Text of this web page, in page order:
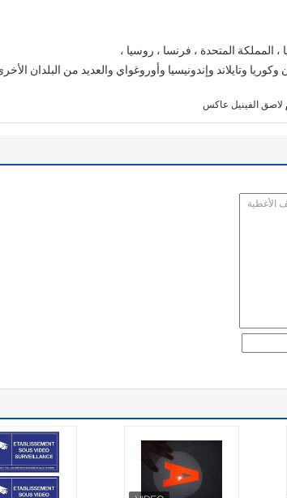
وكوريا وتايلاند وإندونيسيا وأوروغواي والعديد من البلدان
, لاصق الفينيل عاكس